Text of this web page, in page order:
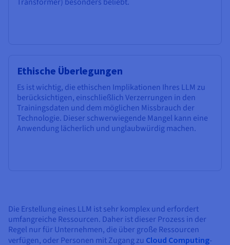
Ethische Überlegungen
Es ist wichtig, die ethischen Implikationen Ihres LLM zu
berücksichtigen, einschließlich Verzerrungen in den
Trainingsdaten und dem möglichen Missbrauch der
Technologie. Dieser schwerwiegende Mangel kann eine
Anwendung lächerlich und unglaubwürdig machen.
Die Erstellung eines LLM ist sehr komplex und erfordert
umfangreiche Ressourcen. Daher ist dieser Prozess in der
Regel nur für Unternehmen, die über große Ressourcen
verfügen, oder Personen mit Zugang zu Cloud Computing-